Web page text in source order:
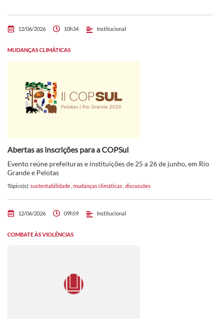
12/06/2026 10h34 Institucional
MUDANÇAS CLIMÁTICAS
Abertas as inscrições para a COPSul
Evento reúne prefeituras e instituições de 25 a 26 de junho, em Rio
Grande e Pelotas
Tópico(s): sustentabilidade mudanças climáticas discussões
12/06/2026 09h59 Institucional
COMBATE ÀS VIOLÊNCIAS